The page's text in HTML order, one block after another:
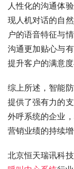
人性化的沟通体
现人机对话的自
户的语音特征与
沟通更加贴心与
提升客户的满意度
综上所述，智能
提供了强有力的
外呼系统的企业
营销业绩的持续增
北京恒天瑞讯科